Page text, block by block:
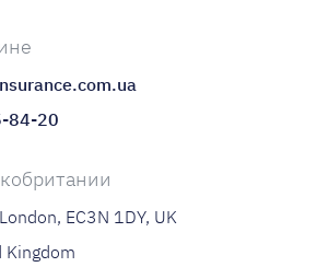
84-20
EC3N 1DY, UK
Kingdom